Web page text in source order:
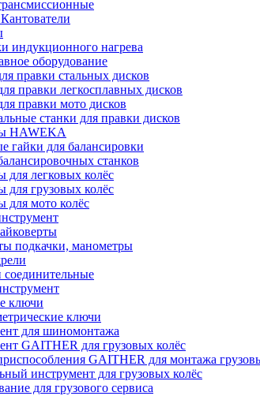
индукционного нагрева
оборудование
правки стальных дисков
правки легкосплавных дисков
правки мото дисков
станки для правки дисков
HAWEKA
гайки для балансировки
станков
для легковых колёс
для грузовых колёс
для мото колёс
подкачки, манометры
ключи
ключи
для шиномонтажа
GAITHER для грузовых колёс
GAITHER для монтажа
инструмент для грузовых колёс
для грузового сервиса